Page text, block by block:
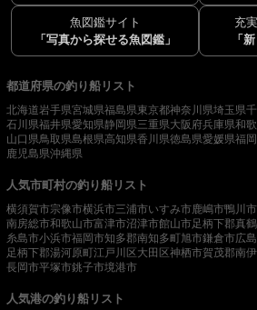
魚図鑑サイト
「写真から探せる魚図鑑」
充
「
都道府県の釣り船リスト
北海道岩手県宮城県福島県東京都神奈川県埼玉県
石川県福井県愛知県静岡県三重県大阪府兵庫県和
山口県鳥取県島根県高知県香川県徳島県愛媛県福
鹿児島県沖縄県
人気市町村の釣り船リスト
横須賀市宗像市横浜市三浦市いすみ市鹿嶋市鴨川市
南房総市和歌山市富津市沼津市館山市足柄下郡真
糸島市小浜市福岡市知多郡南知多町旭市鎌倉市広
足柄下郡湯河原町江戸川区大田区神栖市賀茂郡南
長岡市平塚市銚子市境港市
人気港の釣り船リスト